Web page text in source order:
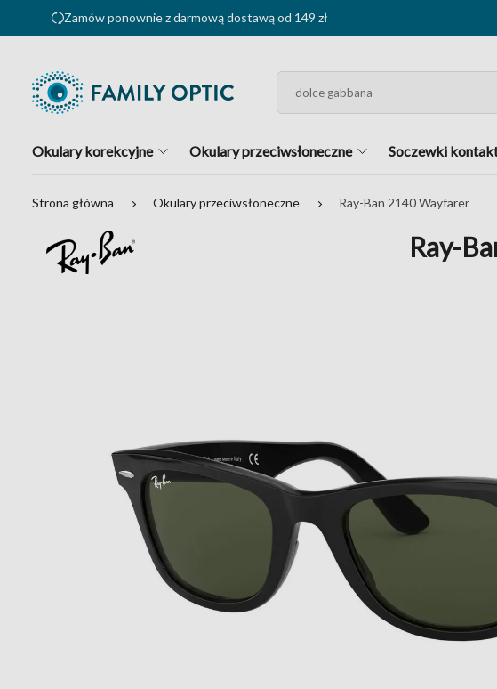
Zamów ponownie z darmową dostawą od 149 zł
Okulary korekcyjne Okulary przeciwsłoneczne Soczewki
Strona główna Okulary przeciwsłoneczne Ray-Ban 2140 Wayfarer
Ray-